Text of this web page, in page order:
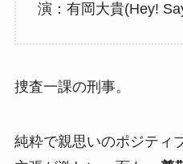
演：有岡大貴(Hey!
捜査一課の刑事。
純粋で親思いのポジティ